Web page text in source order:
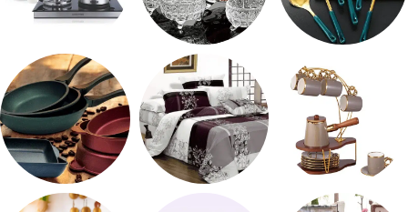
طقم خشاف ادوات كهربائية
طقم قهوه وشاي مقلايه وطاجن